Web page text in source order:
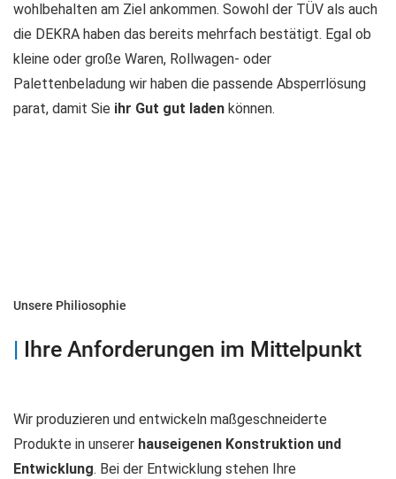
wohlbehalten am Ziel ankommen. Sowohl der TÜV als auch
die DEKRA haben das bereits mehrfach bestätigt. Egal ob
kleine oder große Waren, Rollwagen- oder
Palettenbeladung wir haben die passende Absperrlösung
parat, damit Sie ihr Gut gut laden können.
Unsere Philiosophie
| Ihre Anforderungen im Mittelpunkt
Wir produzieren und entwickeln maßgeschneiderte
Produkte in unserer hauseigenen Konstruktion und
Entwicklung. Bei der Entwicklung stehen Ihre